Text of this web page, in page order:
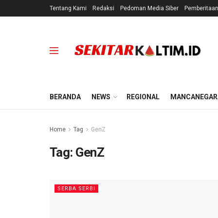
Tentang Kami Redaksi Pedoman Media Siber
BERANDA NEWS REGIONAL
Home Tag GenZ
Tag: GenZ
SERBA SERBI